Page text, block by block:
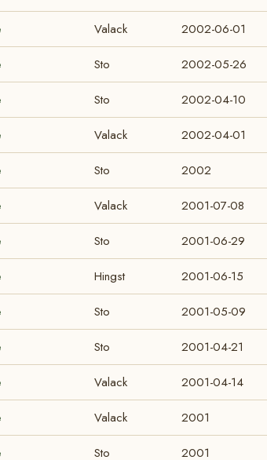
Valack 2002-06-01
Sto 2002-05-26
Sto 2002-04-10
Valack 2002-04-01
Sto 2002
Valack 2001-07-08
Sto 2001-06-29
Hingst 2001-06-15
Sto 2001-05-09
Sto 2001-04-21
Valack 2001-04-14
Valack 2001
Sto 2001